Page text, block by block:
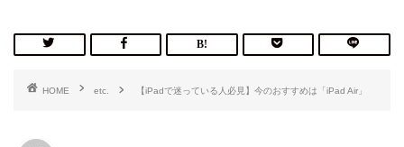
HOME etc. 【iPadで迷っている人必見】今のおすすめは「iPad Air」